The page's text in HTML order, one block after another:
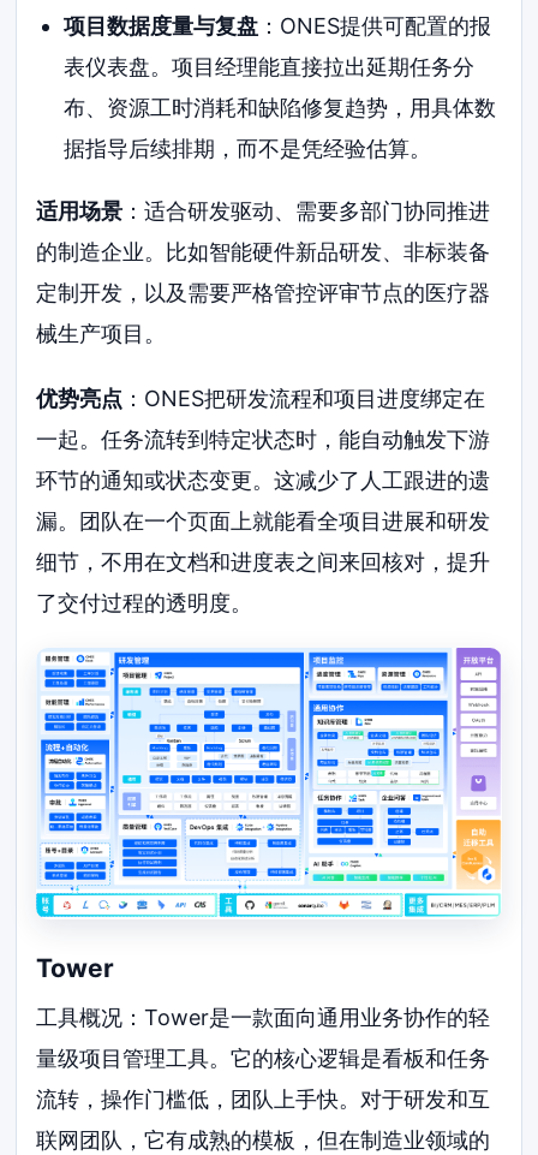
项目数据度量与复盘：ONES提供可配置的报
表仪表盘。项目经理能直接拉出延期任务分
布、资源工时消耗和缺陷修复趋势，用具体数
据指导后续排期，而不是凭经验估算。
适用场景 ：适合研发驱动、需要多部门协同推进
的制造企业。比如智能硬件新品研发、非标装备
定制开发，以及需要严格管控评审节点的医疗器
械生产项目。
优势亮点 ：ONES把研发流程和项目进度绑定在
一起。任务流转到特定状态时，能自动触发下游
环节的通知或状态变更。这减少了人工跟进的遗
漏。团队在一个页面上就能看全项目进展和研发
细节，不用在文档和进度表之间来回核对，提升
了交付过程的透明度。
Tower
工具概况：Tower是一款面向通用业务协作的轻
量级项目管理工具。它的核心逻辑是看板和任务
流转，操作门槛低，团队上手快。对于研发和互
联网团队，它有成熟的模板，但在制造业领域的